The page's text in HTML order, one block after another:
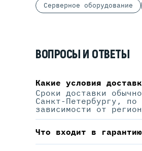
Серверное оборудование
ВОПРОСЫ И ОТВЕТЫ
Какие условия
Сроки доставки
Санкт-Петербургу,
зависимости от
Что входит в